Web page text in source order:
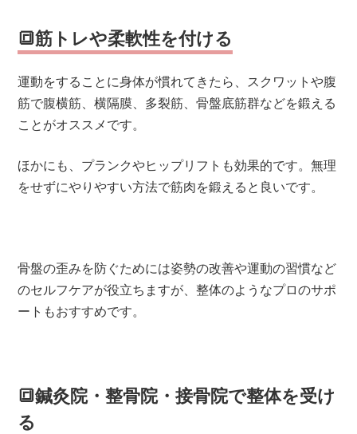
🔳筋トレや柔軟性を付ける
運動をすることに身体が慣れてきたら、スクワットや腹
筋で腹横筋、横隔膜、多裂筋、骨盤底筋群などを鍛える
ことがオススメです。
ほかにも、プランクやヒップリフトも効果的です。無理
をせずにやりやすい方法で筋肉を鍛えると良いです。
骨盤の歪みを防ぐためには姿勢の改善や運動の習慣など
のセルフケアが役立ちますが、整体のようなプロのサポ
ートもおすすめです。
🔳鍼灸院・整骨院・接骨院で整体を受け
る